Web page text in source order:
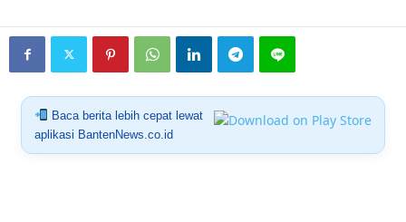
Baca berita lebih cepat lewat
aplikasi BantenNews.co.id